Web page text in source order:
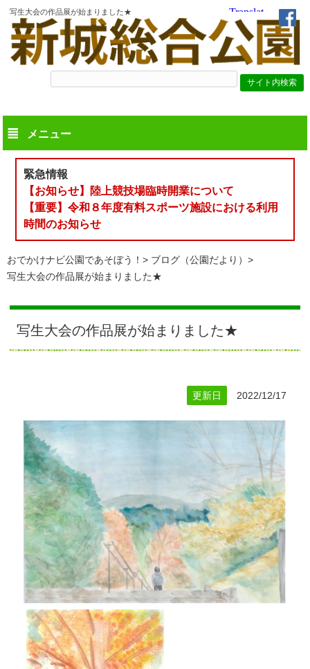
写生大会の作品展が始まりました★
メニュー
緊急情報
【お知らせ】陸上競技場臨時開業について
【重要】令和８年度有料スポーツ施設における利用
時間のお知らせ
おでかけナビ公園であそぼう！
ブログ（公園だより）
写生大会の作品展が始まりました★
写生大会の作品展が始まりました★
更新日 2022/12/17